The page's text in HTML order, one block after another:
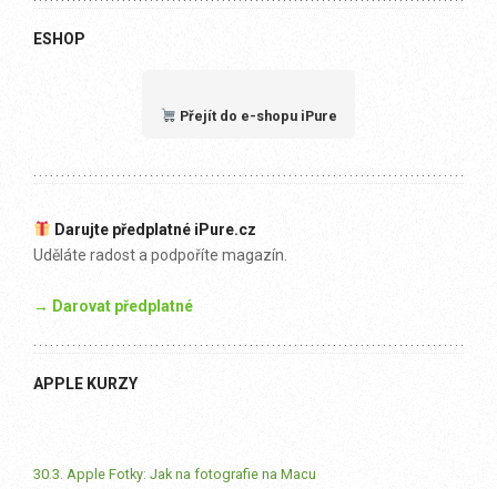
ESHOP
Přejít do e-shopu iPure
Darujte předplatné iPure.cz
Uděláte radost a podpoříte magazín.
→ Darovat předplatné
APPLE KURZY
30.3. Apple Fotky: Jak na fotografie na Macu